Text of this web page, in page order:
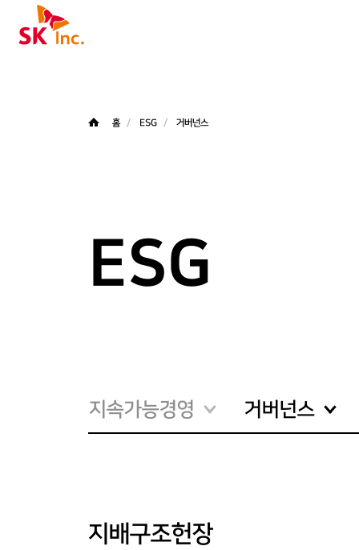
SK주식회사
홈 ESG 거버넌스
ESG
지속가능경영 거버넌스
지배구조헌장